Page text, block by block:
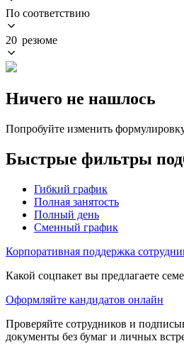
По соответствию
20 резюме
Ничего не нашлось
Попробуйте изменить
Быстрые фильтры
Гибкий график
Полная занятость
Полный день
Сменный график
Корпоративная поддержка
Какой соцпакет вы предлагаете
Оформляйте кандидатов онлайн
Проверяйте сотрудников и
документы без бумаг и личных